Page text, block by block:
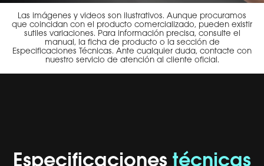
Las imágenes y videos son ilustrativos. Aunque procuramos
que coincidan con el producto comercializado, pueden existir
sutiles variaciones. Para información precisa, consulte el
manual, la ficha de producto o la sección de
Especificaciones Técnicas. Ante cualquier duda, contacte con
nuestro servicio de atención al cliente oficial.
Especificaciones técnicas